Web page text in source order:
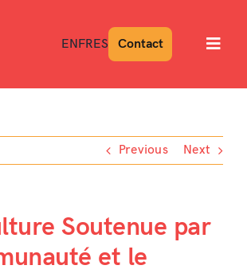
ENFRES Contact
Previous Next
Soutenue par
et le